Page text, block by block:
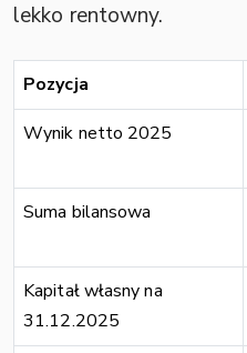
lekko rentowny.
Pozycja
Wynik netto 2025
Suma bilansowa
Kapitał własny na
31.12.2025